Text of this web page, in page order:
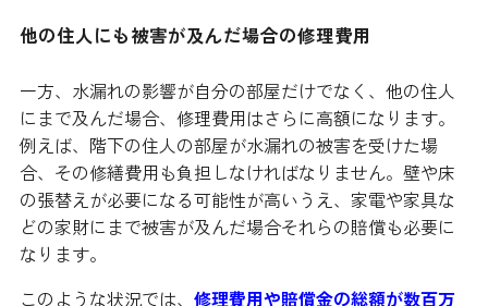
他の住人にも被害が及んだ場合の修理費用
一方、水漏れの影響が自分の部屋だけでなく、他の住人
にまで及んだ場合、修理費用はさらに高額になります。
例えば、階下の住人の部屋が水漏れの被害を受けた場
合、その修繕費用も負担しなければなりません。壁や床
の張替えが必要になる可能性が高いうえ、家電や家具な
どの家財にまで被害が及んだ場合それらの賠償も必要に
なります。
このような状況では、 修理費用や賠償金の総額が数百万